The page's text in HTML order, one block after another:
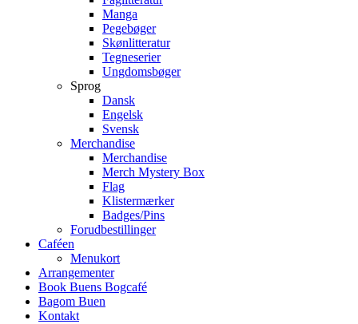
Manga
Pegebøger
Skønlitteratur
Tegneserier
Ungdomsbøger
Sprog
Dansk
Engelsk
Svensk
Merchandise
Merchandise
Merch Mystery Box
Flag
Klistermærker
Badges/Pins
Forudbestillinger
Caféen
Menukort
Arrangementer
Book Buens Bogcafé
Bagom Buen
Kontakt